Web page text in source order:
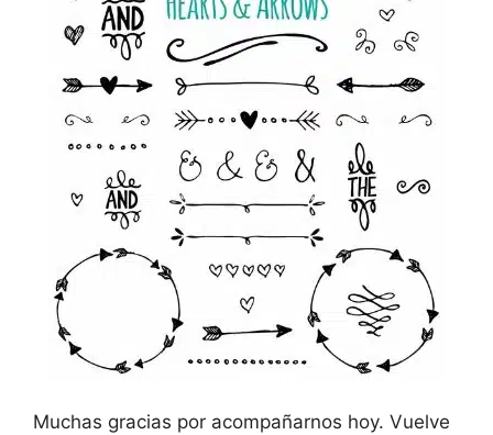
Muchas gracias por acompañarnos hoy. Vuelve